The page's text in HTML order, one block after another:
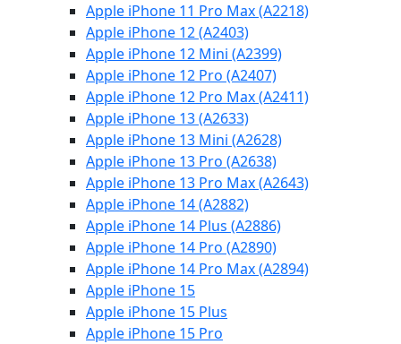
Apple iPhone 11 Pro Max (A2218)
Apple iPhone 12 (A2403)
Apple iPhone 12 Mini (A2399)
Apple iPhone 12 Pro (A2407)
Apple iPhone 12 Pro Max (A2411)
Apple iPhone 13 (A2633)
Apple iPhone 13 Mini (A2628)
Apple iPhone 13 Pro (A2638)
Apple iPhone 13 Pro Max (A2643)
Apple iPhone 14 (A2882)
Apple iPhone 14 Plus (A2886)
Apple iPhone 14 Pro (A2890)
Apple iPhone 14 Pro Max (A2894)
Apple iPhone 15
Apple iPhone 15 Plus
Apple iPhone 15 Pro